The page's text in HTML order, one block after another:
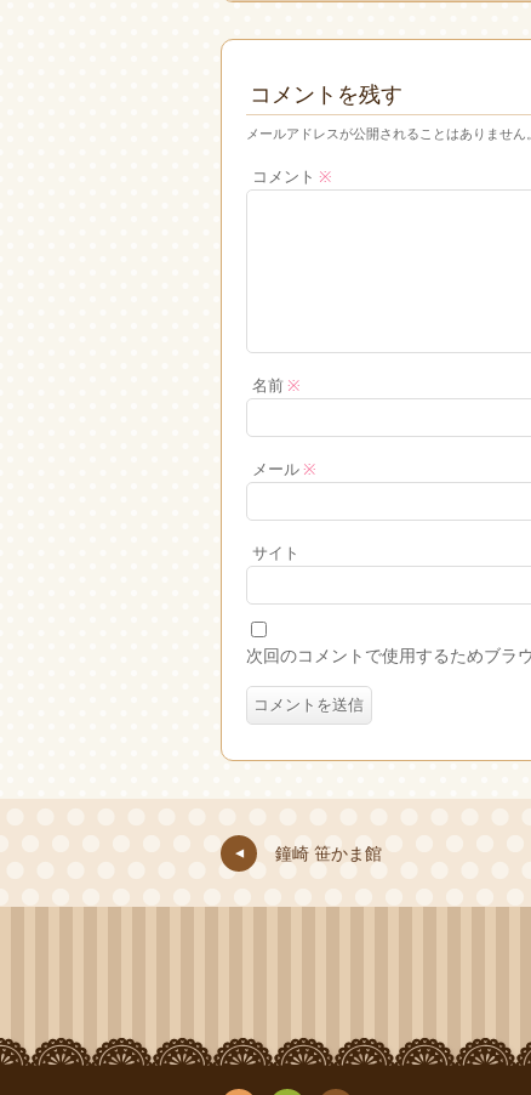
コメントを残す
メールアドレスが公開されることはありません。
コメント ※
名前※
メール※
サイト
次回のコメントで使用するためブラ
鐘崎 笹かま館